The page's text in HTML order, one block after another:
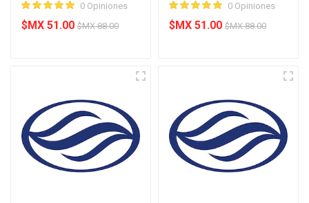
0 Opiniones
$MX 51.00 $MX 88.00
0 Opiniones
$MX 51.00 $MX 88.00